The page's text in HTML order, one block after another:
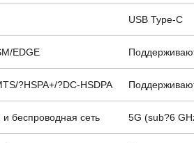
USB Type-C
EDGE
?HSPA+/?DC-HSDPA
и беспроводная сеть 5G (sub?6